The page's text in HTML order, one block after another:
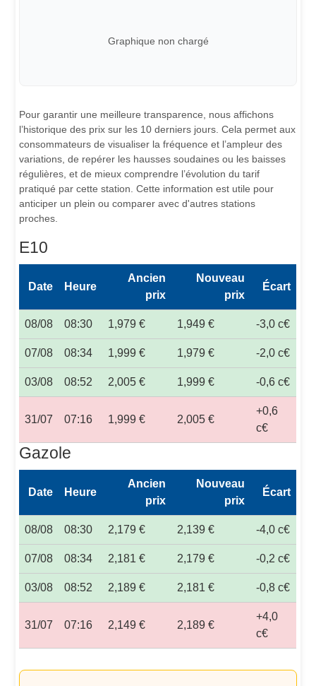
Graphique non chargé
Pour garantir une meilleure transparence, nous affichons
l’historique des prix sur les 10 derniers jours. Cela permet aux
consommateurs de visualiser la fréquence et l’ampleur des
variations, de repérer les hausses soudaines ou les baisses
régulières, et de mieux comprendre l’évolution du tarif
pratiqué par cette station. Cette information est utile pour
anticiper un plein ou comparer avec d'autres stations
proches.
E10
Date Heure
Ancien
prix
Nouveau
prix
Écart
08/08 08:30 1,979 € 1,949 € -3,0 c€
07/08 08:34 1,999 € 1,979 € -2,0 c€
03/08 08:52 2,005 € 1,999 € -0,6 c€
31/07 07:16 1,999 € 2,005 €
+0,6
c€
Gazole
Date Heure
Ancien
prix
Nouveau
prix
Écart
08/08 08:30 2,179 € 2,139 € -4,0 c€
07/08 08:34 2,181 € 2,179 € -0,2 c€
03/08 08:52 2,189 € 2,181 € -0,8 c€
31/07 07:16 2,149 € 2,189 €
+4,0
c€